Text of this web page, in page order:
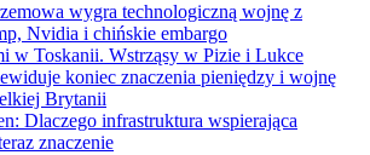
wygra technologiczną wojnę z
Nvidia i chińskie embargo
w Toskanii. Wstrząsy w Pizie i Lukce
koniec znaczenia pieniędzy i wojnę
Brytanii
Dlaczego infrastruktura wspierająca
znaczenie